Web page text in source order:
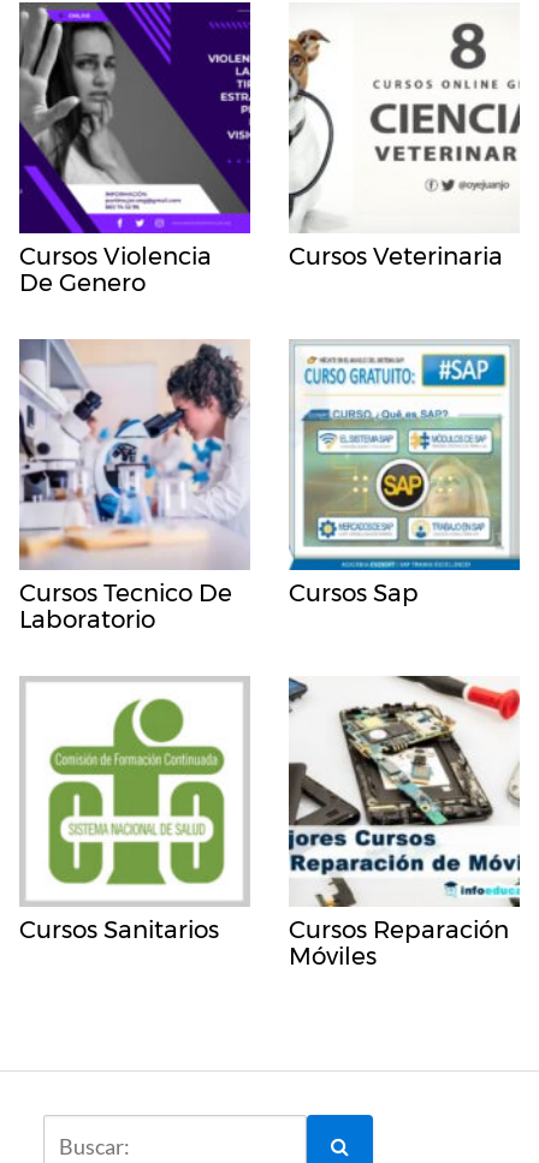
Cursos Violencia
De Genero
Cursos Veterinaria
Cursos Tecnico De
Laboratorio
Cursos Sap
Cursos Sanitarios
Cursos Reparación
Móviles